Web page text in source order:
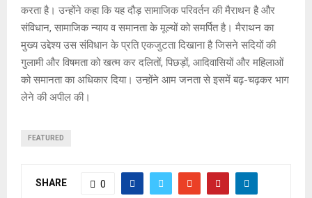
करता है। उन्होंने कहा कि यह दौड़ सामाजिक परिवर्तन की मैराथन है और
संविधान, सामाजिक न्याय व समानता के मूल्यों को समर्पित है। मैराथन का
मुख्य उद्देश्य उस संविधान के प्रति एकजुटता दिखाना है जिसने सदियों की
गुलामी और विषमता को खत्म कर दलितों, पिछड़ों, आदिवासियों और महिलाओं
को समानता का अधिकार दिया। उन्होंने आम जनता से इसमें बढ़-चढ़कर भाग
लेने की अपील की।
FEATURED
SHARE 0